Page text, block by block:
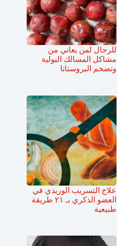
للرجال لمن يعاني من
مشاكل المسالك البولية
وتضخم البروستاتا
علاج التسريب الوريدي في
العضو الذكري بـ ٢١ طريقة
طبيعية